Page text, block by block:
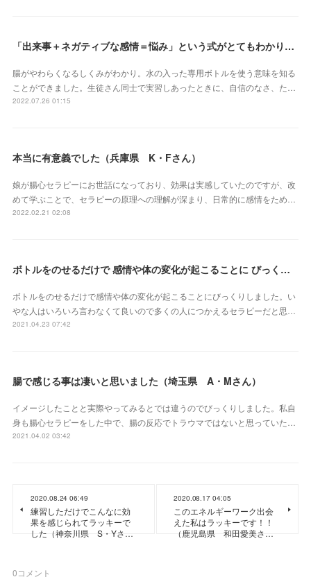
「出来事＋ネガティブな感情＝悩み」という式がとてもわかりやすかったです（埼玉県 S・Eさん）
腸がやわらくなるしくみがわかり。水の入った専用ボトルを使う意味を知る
ことができました。生徒さん同士で実習しあったときに、自信のなさ、た…
2022.07.26 01:15
本当に有意義でした（兵庫県 K・Fさん）
娘が腸心セラピーにお世話になっており、効果は実感していたのですが、改
めて学ぶことで、セラピーの原理への理解が深まり、日常的に感情をため…
2022.02.21 02:08
ボトルをのせるだけで 感情や体の変化が起こることに びっくりしました（三重県 S・Yさん）
ボトルをのせるだけで感情や体の変化が起こることにびっくりしました。い
やな人はいろいろ言わなくて良いので多くの人につかえるセラピーだと思…
2021.04.23 07:42
腸で感じる事は凄いと思いました（埼玉県 A・Mさん）
イメージしたことと実際やってみるとでは違うのでびっくりしました。私自
身も腸心セラピーをした中で、腸の反応でトラウマではないと思っていた…
2021.04.02 03:42
2020.08.24 06:49
練習しただけでこんなに効
果を感じられてラッキーで
した（神奈川県 S・Yさ…
2020.08.17 04:05
このエネルギーワーク出会
えた私はラッキーです！！
（鹿児島県 和田愛美さ…
0コメント